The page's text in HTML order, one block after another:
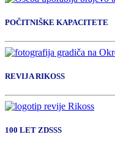
POČITNIŠKE KAPACITETE
REVIJA RIKOSS
100 LET ZDSSS